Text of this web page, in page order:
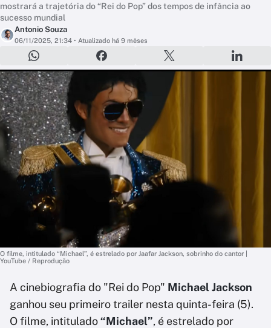
mostrará a trajetória do “Rei do Pop” dos tempos de infância ao
sucesso mundial
Antonio Souza
06/11/2025, 21:34 • Atualizado há 9 mêses
O filme, intitulado “Michael”, é estrelado por Jaafar Jackson, sobrinho do cantor |
YouTube / Reprodução
A cinebiografia do "Rei do Pop" Michael Jackson
ganhou seu primeiro trailer nesta quinta-feira (5).
O filme, intitulado“Michael”, é estrelado por